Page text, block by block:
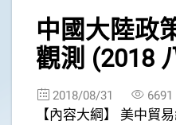
中國大陸政
觀測 (2018
2018/08/31 6691
【內容大綱】 美中貿